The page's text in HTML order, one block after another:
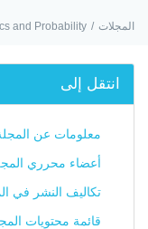
المجلات /
and Probability
انتقل إلى
معلومات عن
أعضاء محرري
تكاليف النشر في
قائمة محتويات